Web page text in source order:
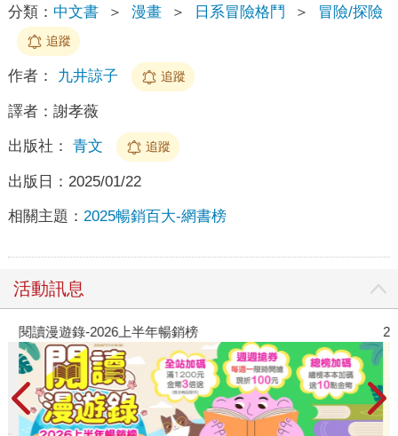
分類： 中文書 ＞ 漫畫 ＞ 日系冒險格鬥 ＞ 冒險/探險
追蹤
作者： 九井諒子 追蹤
譯者： 謝孝薇
出版社： 青文 追蹤
出版日： 2025/01/22
相關主題： 2025暢銷百大-網書榜
活動訊息
閱讀漫遊錄-2026上半年暢銷榜